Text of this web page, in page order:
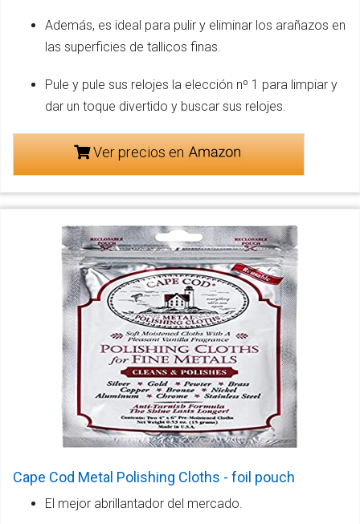
Además, es ideal para pulir y eliminar los arañazos en
las superficies de tallicos finas.
Pule y pule sus relojes la elección nº 1 para limpiar y
dar un toque divertido y buscar sus relojes.
Ver precios en
Cape Cod Metal Polishing Cloths - foil pouch
El mejor abrillantador del mercado.